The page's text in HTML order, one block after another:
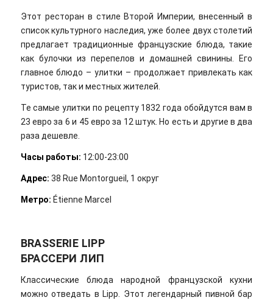
Этот ресторан в стиле Второй Империи, внесенный в
список культурного наследия, уже более двух столетий
предлагает традиционные французские блюда, такие
как булочки из перепелов и домашней свинины. Его
главное блюдо – улитки – продолжает привлекать как
туристов, так и местных жителей.
Те самые улитки по рецепту 1832 года обойдутся вам в
23 евро за 6 и 45 евро за 12 штук. Но есть и другие в два
раза дешевле.
Часы работы: 12:00-23:00
Адрес: 38 Rue Montorgueil, 1 округ
Метро: Étienne Marcel
BRASSERIE LIPP
БРАССЕРИ ЛИП
Классические блюда народной французской кухни
можно отведать в Lipp. Этот легендарный пивной бар